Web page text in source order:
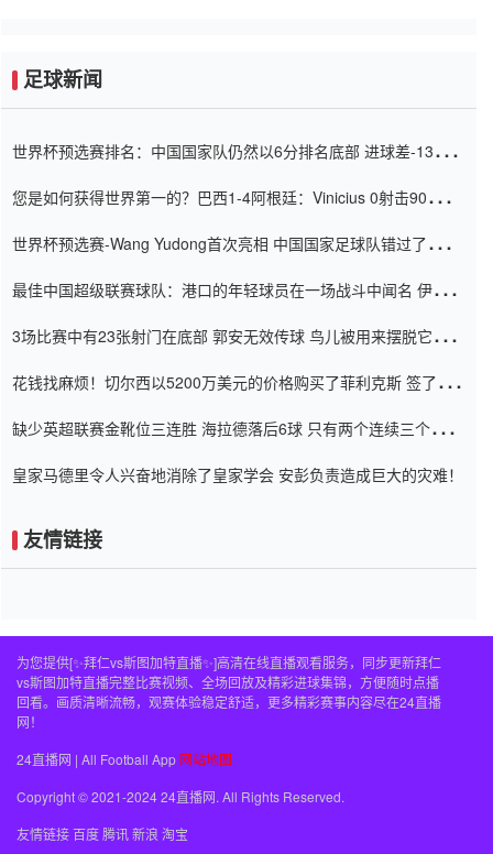
足球新闻
世界杯预选赛排名：中国国家队仍然以6分排名底部 进球差-13令人
您是如何获得世界第一的？巴西1-4阿根廷：Vinicius 0射击90分钟
世界杯预选赛-Wang Yudong首次亮相 中国国家足球队错过了世界
最佳中国超级联赛球队：港口的年轻球员在一场战斗中闻名 伊万放
3场比赛中有23张射门在底部 郭安无效传球 鸟儿被用来摆脱它
花钱找麻烦！切尔西以5200万美元的价格购买了菲利克斯 签了7年
缺少英超联赛金靴位三连胜 海拉德落后6球 只有两个连续三个连续
皇家马德里令人兴奋地消除了皇家学会 安彭负责造成巨大的灾难！
友情链接
为您提供[✨拜仁vs斯图加特直播✨]高清在线直播观看服务，同步更新拜仁
vs斯图加特直播完整比赛视频、全场回放及精彩进球集锦，方便随时点播
回看。画质清晰流畅，观赛体验稳定舒适，更多精彩赛事内容尽在24直播
网！
24直播网 | All Football App 网站地图
Copyright © 2021-2024 24直播网. All Rights Reserved.
友情链接百度腾讯新浪 淘宝